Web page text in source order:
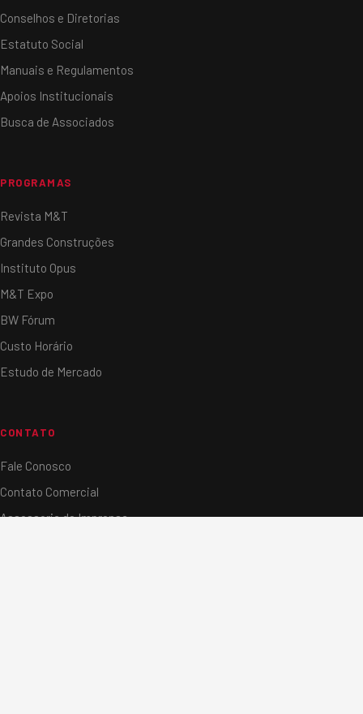
Conselhos e Diretorias
Estatuto Social
Manuais e Regulamentos
Apoios Institucionais
Busca de Associados
PROGRAMAS
Revista M&T
Grandes Construções
Instituto Opus
M&T Expo
BW Fórum
Custo Horário
Estudo de Mercado
CONTATO
Fale Conosco
Contato Comercial
Assessoria de Imprensa